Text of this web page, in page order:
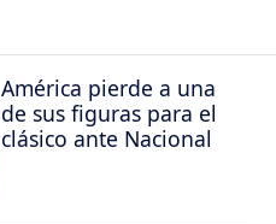
América pierde a una
de sus figuras para el
clásico ante Nacional